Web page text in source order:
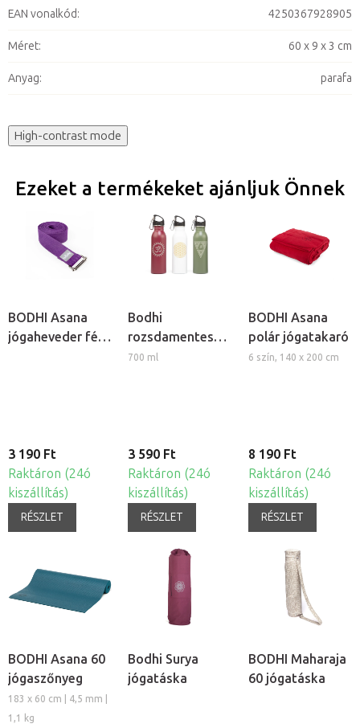
EAN vonalkód: 4250367928905
Méret: 60 x 9 x 3 cm
Anyag: parafa
High-contrast mode
Ezeket a termékeket ajánljuk Önnek
BODHI Asana
jógaheveder fém
3 190 Ft
Raktáron (24ó
kiszállítás)
RÉSZLET
Bodhi
rozsdamentes
acélpalack
700 ml
3 590 Ft
Raktáron (24ó
kiszállítás)
RÉSZLET
BODHI Asana
polár jógatakaró
6 szín, 140 x 200 cm
8 190 Ft
Raktáron (24ó
kiszállítás)
RÉSZLET
BODHI Asana 60
jógaszőnyeg
183 x 60 cm | 4,5 mm |
1,1 kg
Bodhi Surya
jógatáska
BODHI Maharaja
60 jógatáska